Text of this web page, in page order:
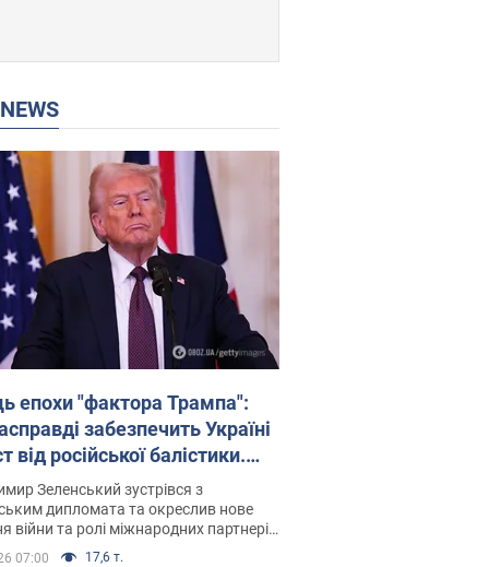
NEWS
епохи "фактора Трампа":
забезпечить Україні
від російської балістики.
з Безсмертним
Зеленський зустрівся з
дипломата та окреслив нове
війни та ролі міжнародних партнерів
з Росією
07:00 17,6 т.